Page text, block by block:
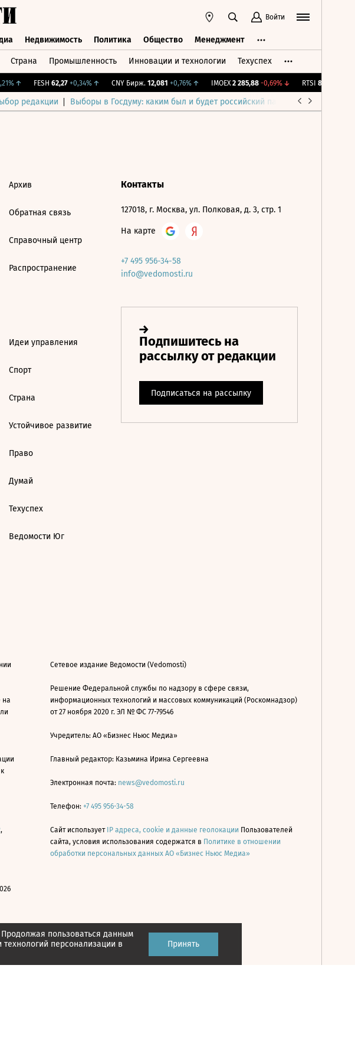
Войти
Недвижимость Политика Общество Менеджмент
Страна Промышленность Инновации и технологии Техуспех
↑ FESH 62,27 +0,34%↑ CNY Бирж. 12,081 +0,76%↑ IMOEX 2 285,88 -0,69%↓ RTSI 884,56
редакции Выборы в Госдуму: каким был и будет российский парламент
пользоваться данным
персонализации в
Принять
Архив
Обратная связь
Справочный центр
Распространение
Идеи управления
Спорт
Страна
Устойчивое развитие
Право
Думай
Техуспех
Ведомости Юг
Контакты
127018, г. Москва, ул. Полковая, д. 3, стр. 1
На карте
+7 495 956-34-58
info@vedomosti.ru
на
,
Сетевое издание Ведомости (Vedomosti)
Решение Федеральной службы по надзору в сфере связи,
информационных технологий и массовых коммуникаций (Роскомнадзор)
от 27 ноября 2020 г. ЭЛ № ФС 77-79546
Учредитель: АО «Бизнес Ньюс Медиа»
Главный редактор: Казьмина Ирина Сергеевна
Электронная почта: news@vedomosti.ru
Телефон: +7 495 956-34-58
Сайт использует IP адреса, cookie и данные геолокации Пользователей
сайта, условия использования содержатся в Политике в отношении
обработки персональных данных АО «Бизнес Ньюс Медиа»